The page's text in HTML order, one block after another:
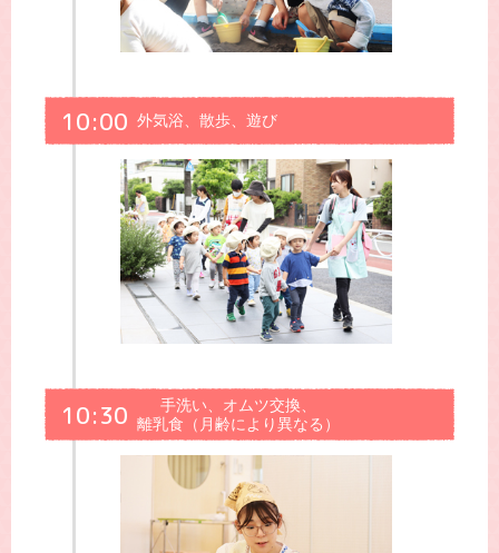
10:00 外気浴、散歩、遊び
10:30
手洗い、オムツ交換、
離乳食（月齢により異なる）